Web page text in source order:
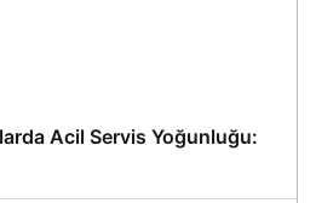
Acil Servis Yoğunluğu: